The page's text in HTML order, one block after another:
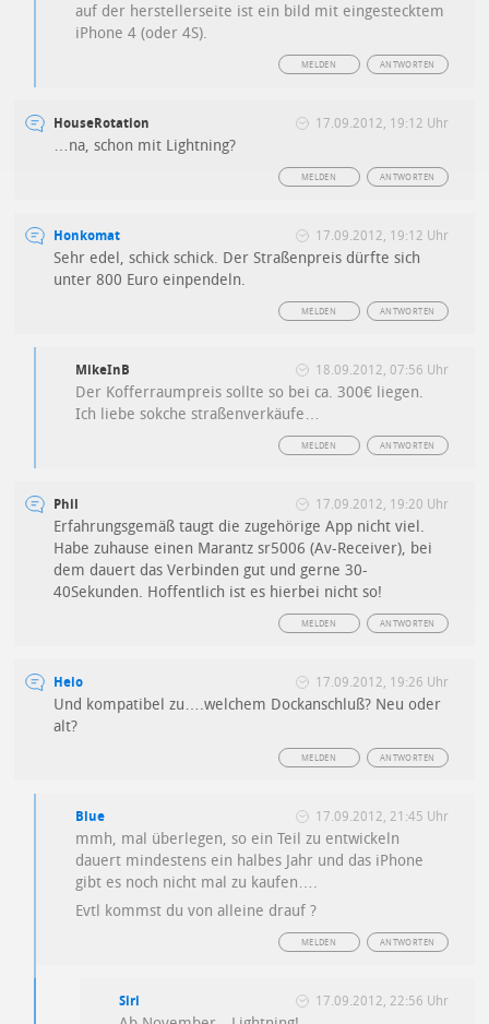
auf der herstellerseite ist ein bild mit eingestecktem
iPhone 4 (oder 4S).
ANTWORTEN
MELDEN
HouseRotation 17.09.2012, 19:12 Uhr
…na, schon mit Lightning?
ANTWORTEN
MELDEN
Honkomat 17.09.2012, 19:12 Uhr
Sehr edel, schick schick. Der Straßenpreis dürfte sich
unter 800 Euro einpendeln.
ANTWORTEN
MELDEN
MikeInB 18.09.2012, 07:56 Uhr
Der Kofferraumpreis sollte so bei ca. 300€ liegen.
Ich liebe sokche straßenverkäufe…
ANTWORTEN
MELDEN
Phil 17.09.2012, 19:20 Uhr
Erfahrungsgemäß taugt die zugehörige App nicht viel.
Habe zuhause einen Marantz sr5006 (Av-Receiver), bei
dem dauert das Verbinden gut und gerne 30-
40Sekunden. Hoffentlich ist es hierbei nicht so!
ANTWORTEN
MELDEN
Heio 17.09.2012, 19:26 Uhr
Und kompatibel zu….welchem Dockanschluß? Neu oder
alt?
ANTWORTEN
MELDEN
Blue 17.09.2012, 21:45 Uhr
mmh, mal überlegen, so ein Teil zu entwickeln
dauert mindestens ein halbes Jahr und das iPhone
gibt es noch nicht mal zu kaufen….
Evtl kommst du von alleine drauf ?
ANTWORTEN
MELDEN
Siri 17.09.2012, 22:56 Uhr